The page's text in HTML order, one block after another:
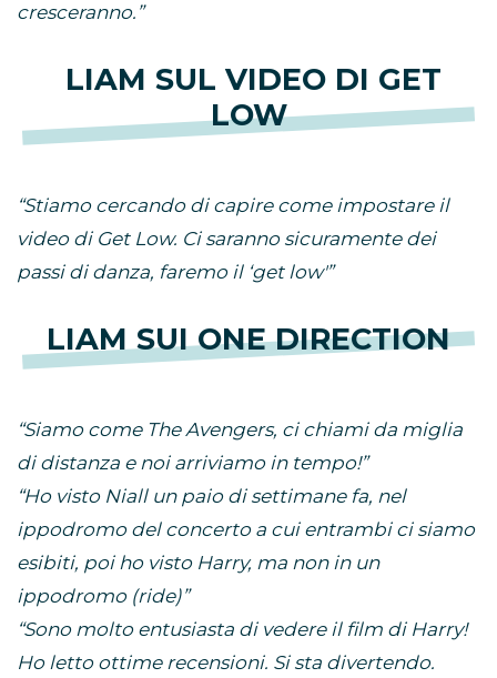
cresceranno.”
LIAM SUL VIDEO DI GET
LOW
“Stiamo cercando di capire come impostare il
video di Get Low. Ci saranno sicuramente dei
passi di danza, faremo il ‘get low'”
LIAM SUI ONE DIRECTION
“Siamo come The Avengers, ci chiami da miglia
di distanza e noi arriviamo in tempo!”
“Ho visto Niall un paio di settimane fa, nel
ippodromo del concerto a cui entrambi ci siamo
esibiti, poi ho visto Harry, ma non in un
ippodromo (ride)”
“Sono molto entusiasta di vedere il film di Harry!
Ho letto ottime recensioni. Si sta divertendo.